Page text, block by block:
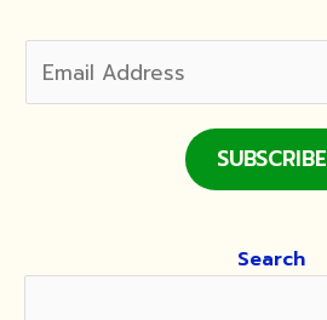
งาน
ทอด
SUBSCRIBE
Search